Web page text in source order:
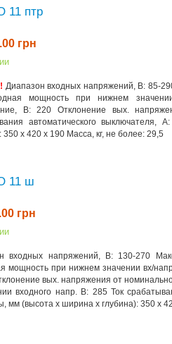
11 птр
грн
Диапазон входных напряжений, В: 85-
мощность при нижнем
В: 220 Отклонение вых.
автоматического
350 х 420 х 190 Масса, кг, не более: 29,5
11 ш
грн
входных напряжений, В: 130-270
мощность при нижнем значении вх/
вых. напряжения от
входного напр. В: 285 Ток
мм (высота x ширина x глубина): 350 х